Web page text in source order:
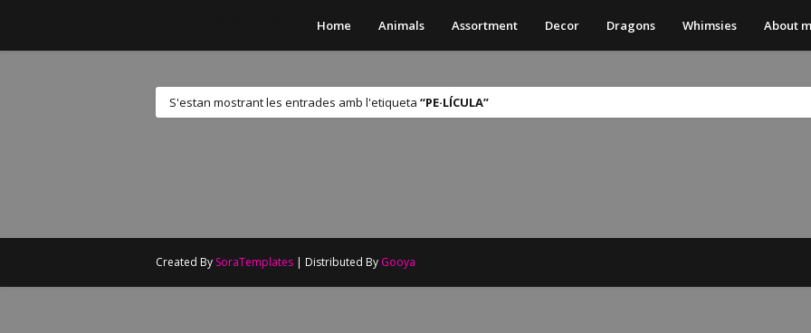
Home Animals Assortment Decor Dragons Whimsies About
S'estan mostrant les entrades amb l'etiqueta PE·LÍCULA
Created By SoraTemplates | Distributed By Gooya